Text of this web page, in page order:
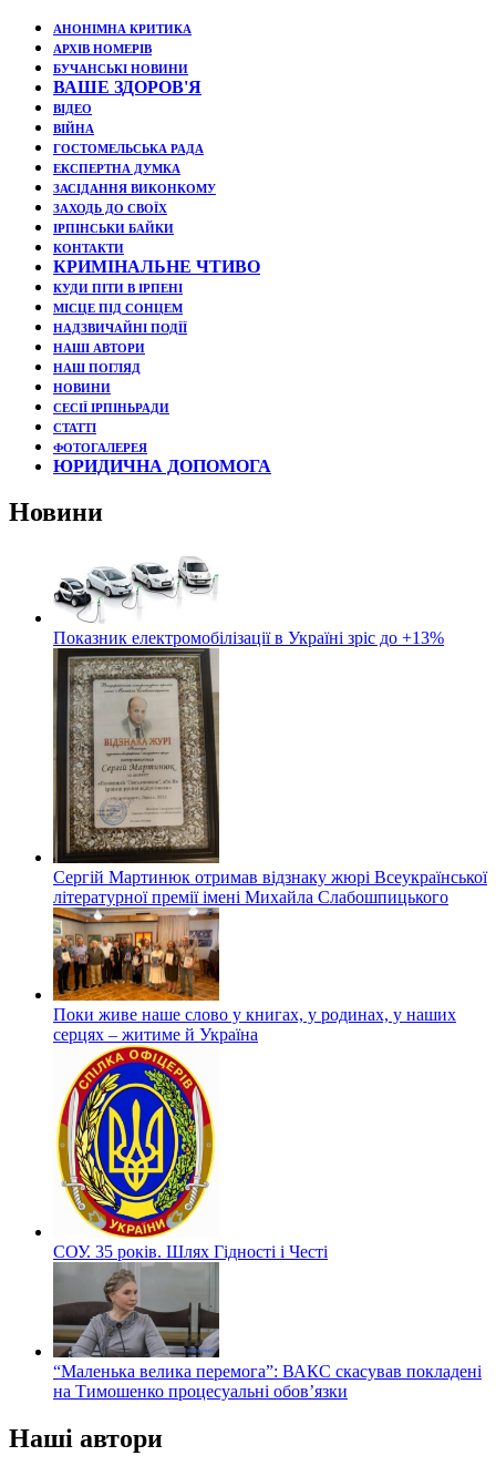
АНОНІМНА КРИТИКА
АРХІВ НОМЕРІВ
БУЧАНСЬКІ НОВИНИ
ВАШЕ ЗДОРОВ'Я
ВІДЕО
ВІЙНА
ГОСТОМЕЛЬСЬКА РАДА
ЕКСПЕРТНА ДУМКА
ЗАСІДАННЯ ВИКОНКОМУ
ЗАХОДЬ ДО СВОЇХ
ІРПІНСЬКИ БАЙКИ
КОНТАКТИ
КРИМІНАЛЬНЕ ЧТИВО
КУДИ ПІТИ В ІРПЕНІ
МІСЦЕ ПІД СОНЦЕМ
НАДЗВИЧАЙНІ ПОДЇЇ
НАШІ АВТОРИ
НАШ ПОГЛЯД
НОВИНИ
СЕСІЇ ІРПІНЬРАДИ
СТАТТІ
ФОТОГАЛЕРЕЯ
ЮРИДИЧНА ДОПОМОГА
Новини
Показник електромобілізації в Україні зріс до +13%
Сергій Мартинюк отримав відзнаку жюрі Всеукраїнської
літературної премії імені Михайла Слабошпицького
Поки живе наше слово у книгах, у родинах, у наших
серцях – житиме й Україна
СОУ. 35 років. Шлях Гідності і Честі
“Маленька велика перемога”: ВАКС скасував покладені
на Тимошенко процесуальні обов’язки
Наші автори